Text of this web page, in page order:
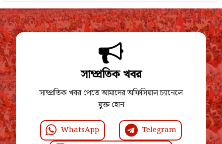
সাম্প্রতিক খবর
সাম্প্রতিক খবর পেতে আমাদের অফিসিয়াল চ্যানেলে
যুক্ত হোন
WhatsApp
Telegram